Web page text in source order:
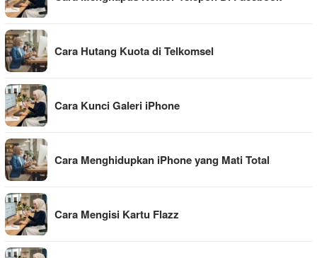
Cara Hutang Kuota di Telkomsel
Cara Kunci Galeri iPhone
Cara Menghidupkan iPhone yang Mati Total
Cara Mengisi Kartu Flazz